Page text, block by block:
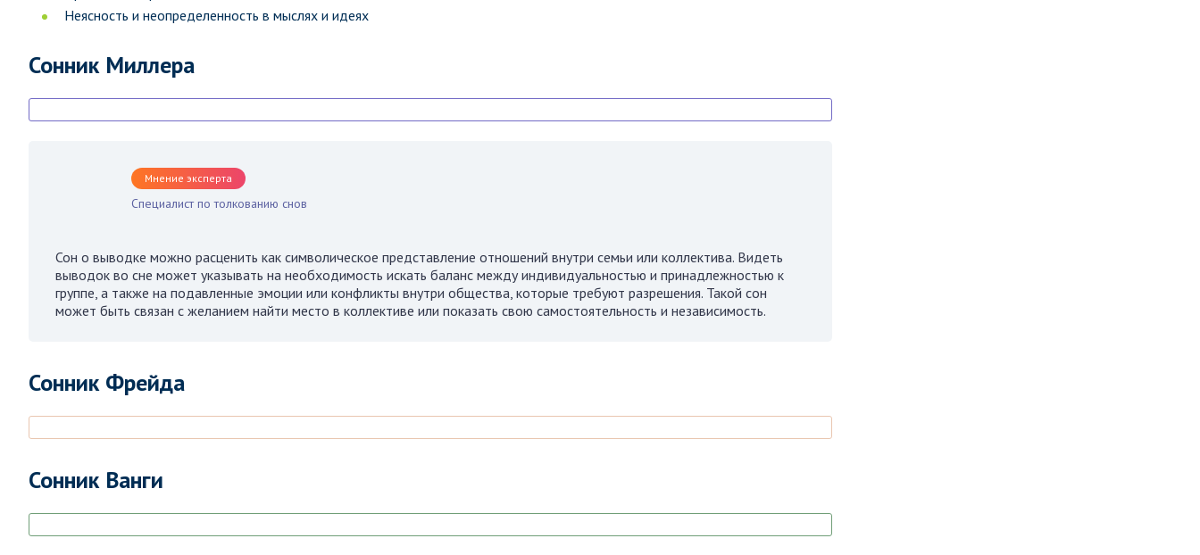
Неясность и неопределенность в мыслях и идеях
Сонник Миллера
Мнение эксперта
Специалист по толкованию снов
Сон о выводке можно расценить как символическое представление отношений внутри семьи или коллектива. Видеть
выводок во сне может указывать на необходимость искать баланс между индивидуальностью и принадлежностью к
группе, а также на подавленные эмоции или конфликты внутри общества, которые требуют разрешения. Такой сон
может быть связан с желанием найти место в коллективе или показать свою самостоятельность и независимость.
Сонник Фрейда
Сонник Ванги